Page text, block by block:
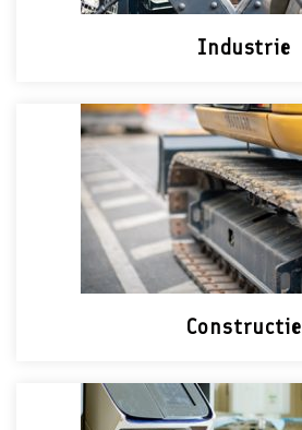
Industrie
Constructie